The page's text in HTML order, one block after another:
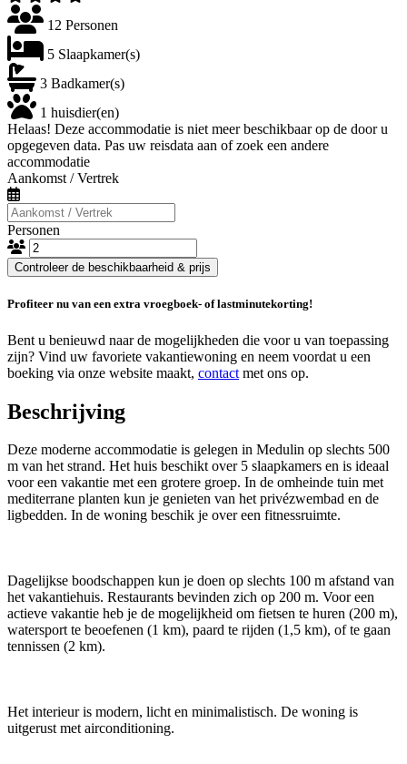
12 Personen
5 Slaapkamer(s)
3 Badkamer(s)
1 huisdier(en)
Helaas! Deze accommodatie is niet meer beschikbaar op de door u
opgegeven data. Pas uw reisdata aan of zoek een andere
accommodatie
Aankomst / Vertrek
Personen
Controleer de beschikbaarheid & prijs
Profiteer nu van een extra vroegboek- of lastminutekorting!
Bent u benieuwd naar de mogelijkheden die voor u van toepassing
zijn? Vind uw favoriete vakantiewoning en neem voordat u een
boeking via onze website maakt, contact met ons op.
Beschrijving
Deze moderne accommodatie is gelegen in Medulin op slechts 500
m van het strand. Het huis beschikt over 5 slaapkamers en is ideaal
voor een vakantie met een grotere groep. In de omheinde tuin met
mediterrane planten kun je genieten van het privézwembad en de
ligbedden. In de woning beschik je over een fitnessruimte.
Dagelijkse boodschappen kun je doen op slechts 100 m afstand van
het vakantiehuis. Restaurants bevinden zich op 200 m. Voor een
actieve vakantie heb je de mogelijkheid om fietsen te huren (200 m),
watersport te beoefenen (1 km), paard te rijden (1,5 km), of te gaan
tennissen (2 km).
Het interieur is modern, licht en minimalistisch. De woning is
uitgerust met airconditioning.